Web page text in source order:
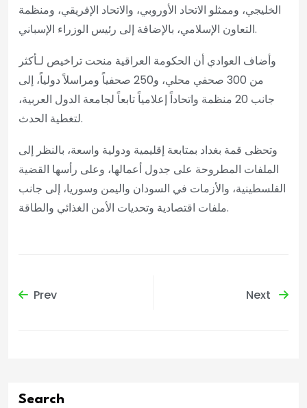
الخليجي، وممثلو الاتحاد الأوروبي، والاتحاد الإفريقي، ومنظمة
التعاون الإسلامي، بالإضافة إلى رئيس الوزراء الإسباني.
وأضاف العوادي أن الحكومة العراقية منحت تراخيص لـأكثر
من 300 صحفي محلي، و250 صحفياً ومراسلاً دولياً، إلى
جانب 20 منظمة واتحاداً إعلامياً تابعاً لجامعة الدول العربية،
لتغطية الحدث.
وتحظى قمة بغداد بمتابعة إقليمية ودولية واسعة، بالنظر إلى
الملفات المطروحة على جدول أعمالها، وعلى رأسها القضية
الفلسطينية، والأزمات في السودان واليمن وسوريا، إلى جانب
ملفات اقتصادية وتحديات الأمن الغذائي والطاقة.
Prev Next
Search